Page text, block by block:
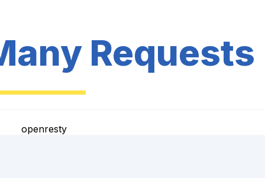
Requests
openresty